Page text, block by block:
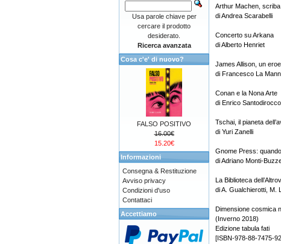
Arthur Machen,
di Andrea Scarabelli
Concerto su Arkana
di Alberto Henriet
James Allison, un
di Francesco La
Conan e la Nona Arte
di Enrico Santodirocco
Tschai, il pianeta
di Yuri Zanelli
Gnome Press:
di Adriano Monti-
La Biblioteca
di A. Gualchierotti, M.
Dimensione cosmica
(Inverno 2018)
Edizione tabula fati
[ISBN-978-88-7475-
Usa parole chiave per
cercare il prodotto
desiderato.
Ricerca avanzata
Cosa c'e' di nuovo?
FALSO POSITIVO
16.00€
15.20€
Informazioni
Consegna & Restituzione
Avviso privacy
Condizioni d'uso
Contattaci
Accettiamo